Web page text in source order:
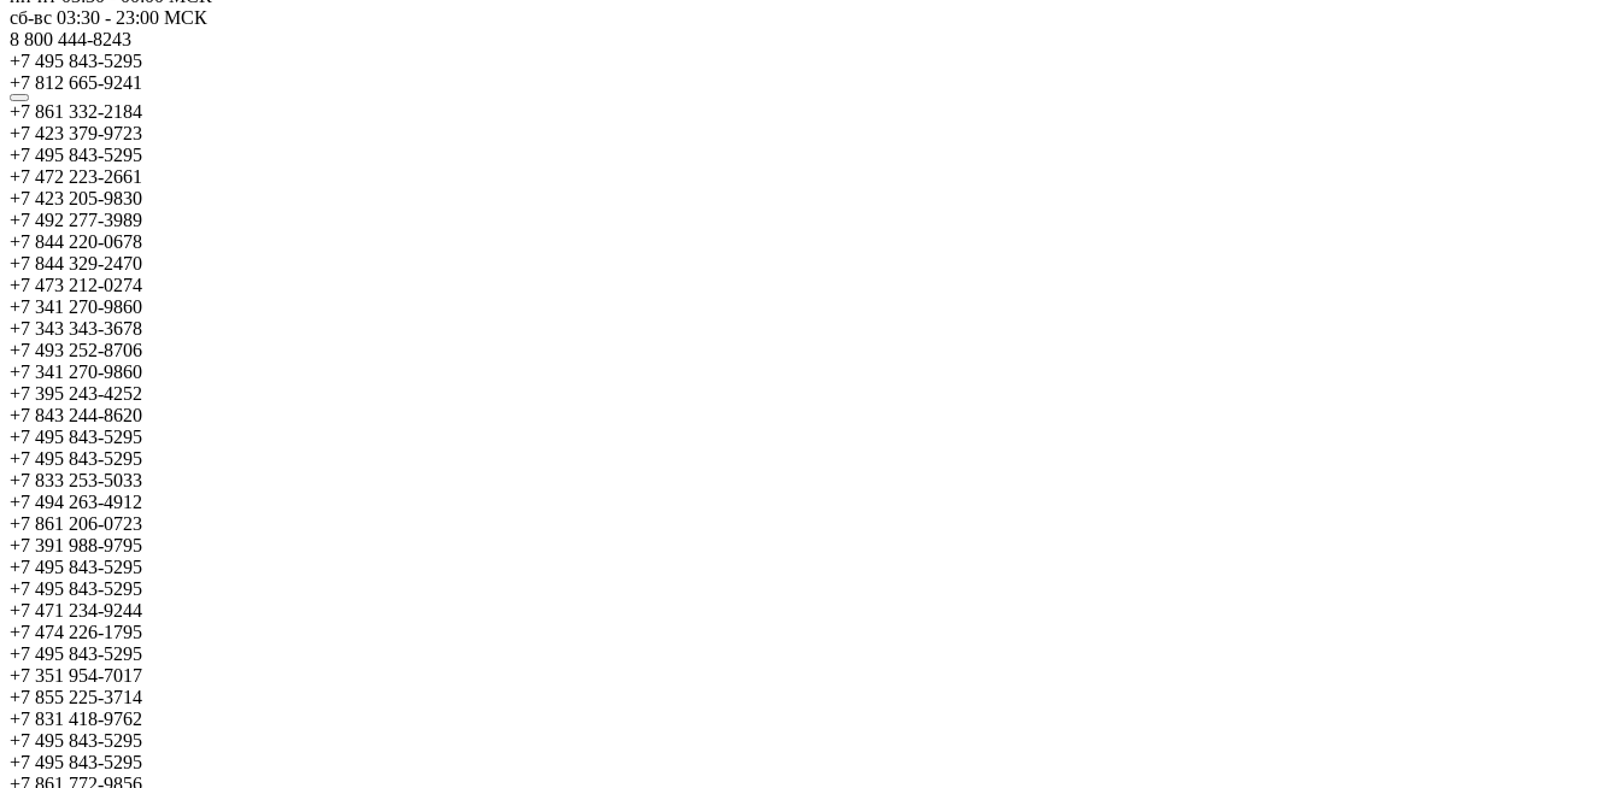
сб-вс 03:30 - 23:00 МСК
8 800 444-8243
+7 495 843-5295
+7 812 665-9241
+7 861 332-2184
+7 423 379-9723
+7 495 843-5295
+7 472 223-2661
+7 423 205-9830
+7 492 277-3989
+7 844 220-0678
+7 844 329-2470
+7 473 212-0274
+7 341 270-9860
+7 343 343-3678
+7 493 252-8706
+7 341 270-9860
+7 395 243-4252
+7 843 244-8620
+7 495 843-5295
+7 495 843-5295
+7 833 253-5033
+7 494 263-4912
+7 861 206-0723
+7 391 988-9795
+7 495 843-5295
+7 495 843-5295
+7 471 234-9244
+7 474 226-1795
+7 495 843-5295
+7 351 954-7017
+7 855 225-3714
+7 831 418-9762
+7 495 843-5295
+7 495 843-5295
+7 861 772-9856